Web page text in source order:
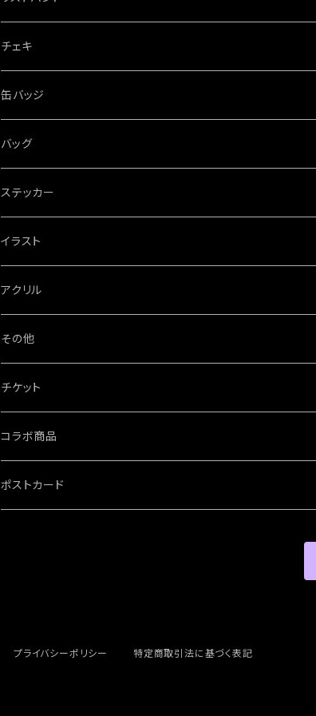
チェキ
缶バッジ
バッグ
ステッカー
イラスト
特大パネル
アクリル
その他
チケット
コラボ商品
ポストカード
プライバシーポリシー 特定商取引法に基づく表記